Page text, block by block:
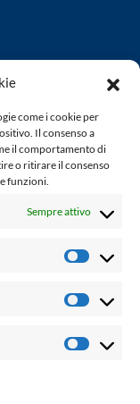
come i cookie per
Il consenso a
il comportamento di
o ritirare il consenso
funzioni.
Sempre attivo
giornalistica in
Non può
per